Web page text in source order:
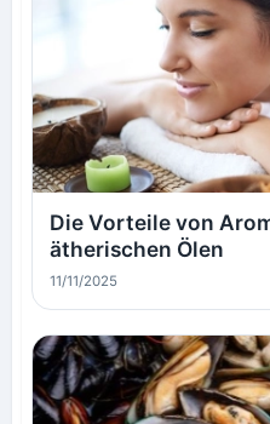
Die Vorteile von
ätherischen Ölen
11/11/2025